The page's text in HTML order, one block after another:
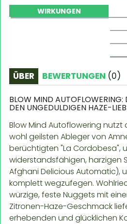
WIRKUNGEN
ÜBER BEWERTUNGEN (0)
BLOW MIND
DEN UNGEDULDIGEN HAZE-
Blow Mind Autoflowering nutzt
wohl geilsten Ableger von
berüchtigten "La Cordobesa",
widerstandsfähigen, harzigen
Afghani Delicious Automatic),
komplett wegzufegen.
würzige, feste Nuggets mit
Zitronen-Haze-Geschmack
erhebenden und glücklichen